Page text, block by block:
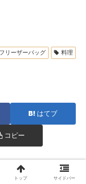
フリーザーバッグ
料理
はてブ
コピー
する
トップ サイドバー